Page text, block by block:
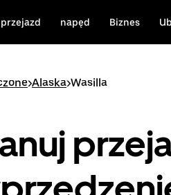
napęd Biznes
>Alaska>Wasilla